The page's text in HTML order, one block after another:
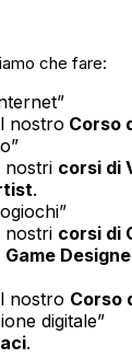
che fare:
nostro Corso
nostri corsi di
.
nostri corsi di
Game
nostro Corso
digitale”
.